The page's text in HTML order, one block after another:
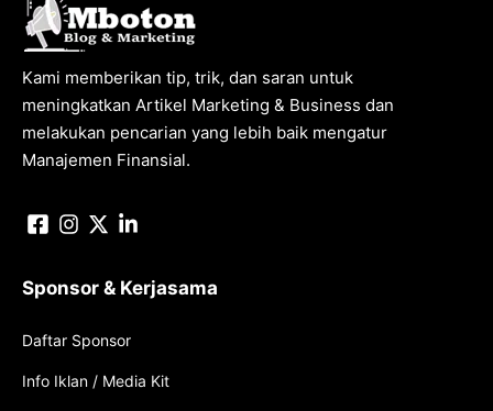
Kami memberikan tip, trik, dan saran untuk
meningkatkan Artikel Marketing & Business dan
melakukan pencarian yang lebih baik mengatur
Manajemen Finansial.
Sponsor & Kerjasama
Daftar Sponsor
Info Iklan / Media Kit